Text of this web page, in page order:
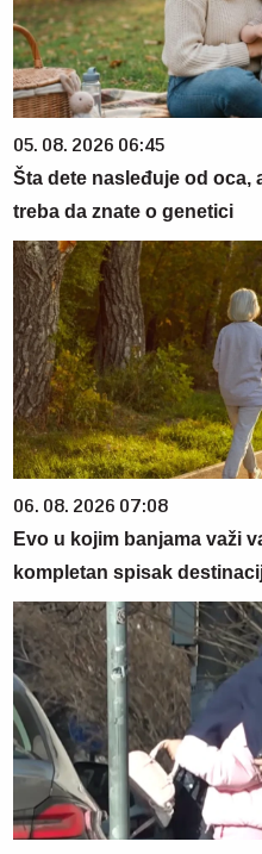
05. 08. 2026 06:45
Šta dete nasleđuje od oca,
treba da znate o genetici
06. 08. 2026 07:08
Evo u kojim banjama važi
kompletan spisak